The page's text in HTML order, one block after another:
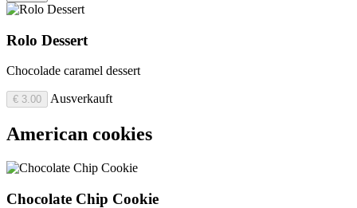
Rolo Dessert
Chocolade caramel dessert
€ 3.00 Ausverkauft
American cookies
Chocolate Chip Cookie